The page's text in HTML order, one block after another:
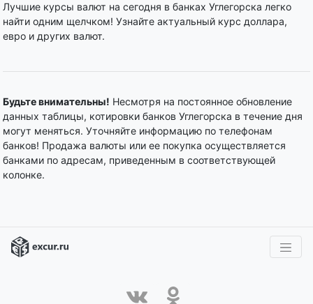
Лучшие курсы валют на сегодня в банках Углегорска легко
найти одним щелчком! Узнайте актуальный курс доллара,
евро и других валют.
Будьте внимательны! Несмотря на постоянное обновление
данных таблицы, котировки банков Углегорска в течение дня
могут меняться. Уточняйте информацию по телефонам
банков! Продажа валюты или ее покупка осуществляется
банками по адресам, приведенным в соответствующей
колонке.